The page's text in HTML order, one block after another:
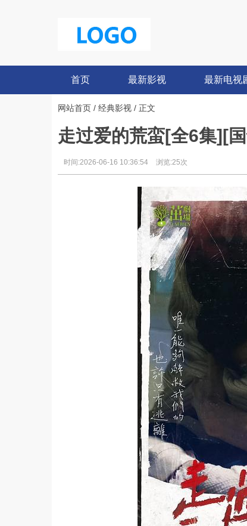
首页 最新影视 最新电视
网站首页 / 经典影视 / 正文
走过爱的荒蛮[全6集][
时间:2026-06-16 10:36:54 浏览:25次